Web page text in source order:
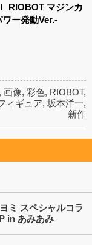
RIOBOT マジンカ
ー発動Ver.-
, 画像, 彩色, RIOBOT,
ィギュア, 坂本洋一,
新作
ミ スペシャルコラ
in あみあみ